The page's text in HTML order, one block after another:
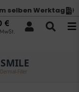
Werktag
€
Dermal-Filler